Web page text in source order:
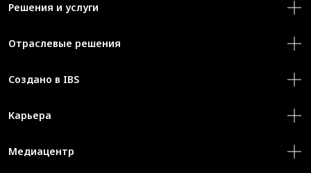
Решения и услуги
Отраслевые решения
Создано в IBS
Карьера
Медиацентр